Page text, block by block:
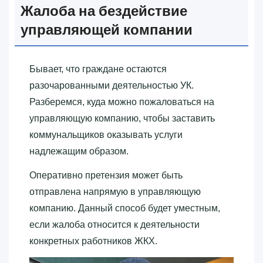
Жалоба на бездействие
управляющей компании
Бывает, что граждане остаются
разочарованными деятельностью УК.
Разберемся, куда можно пожаловаться на
управляющую компанию, чтобы заставить
коммунальщиков оказывать услуги
надлежащим образом.
Оперативно претензия может быть
отправлена напрямую в управляющую
компанию. Данный способ будет уместным,
если жалоба относится к деятельности
конкретных работников ЖКХ.